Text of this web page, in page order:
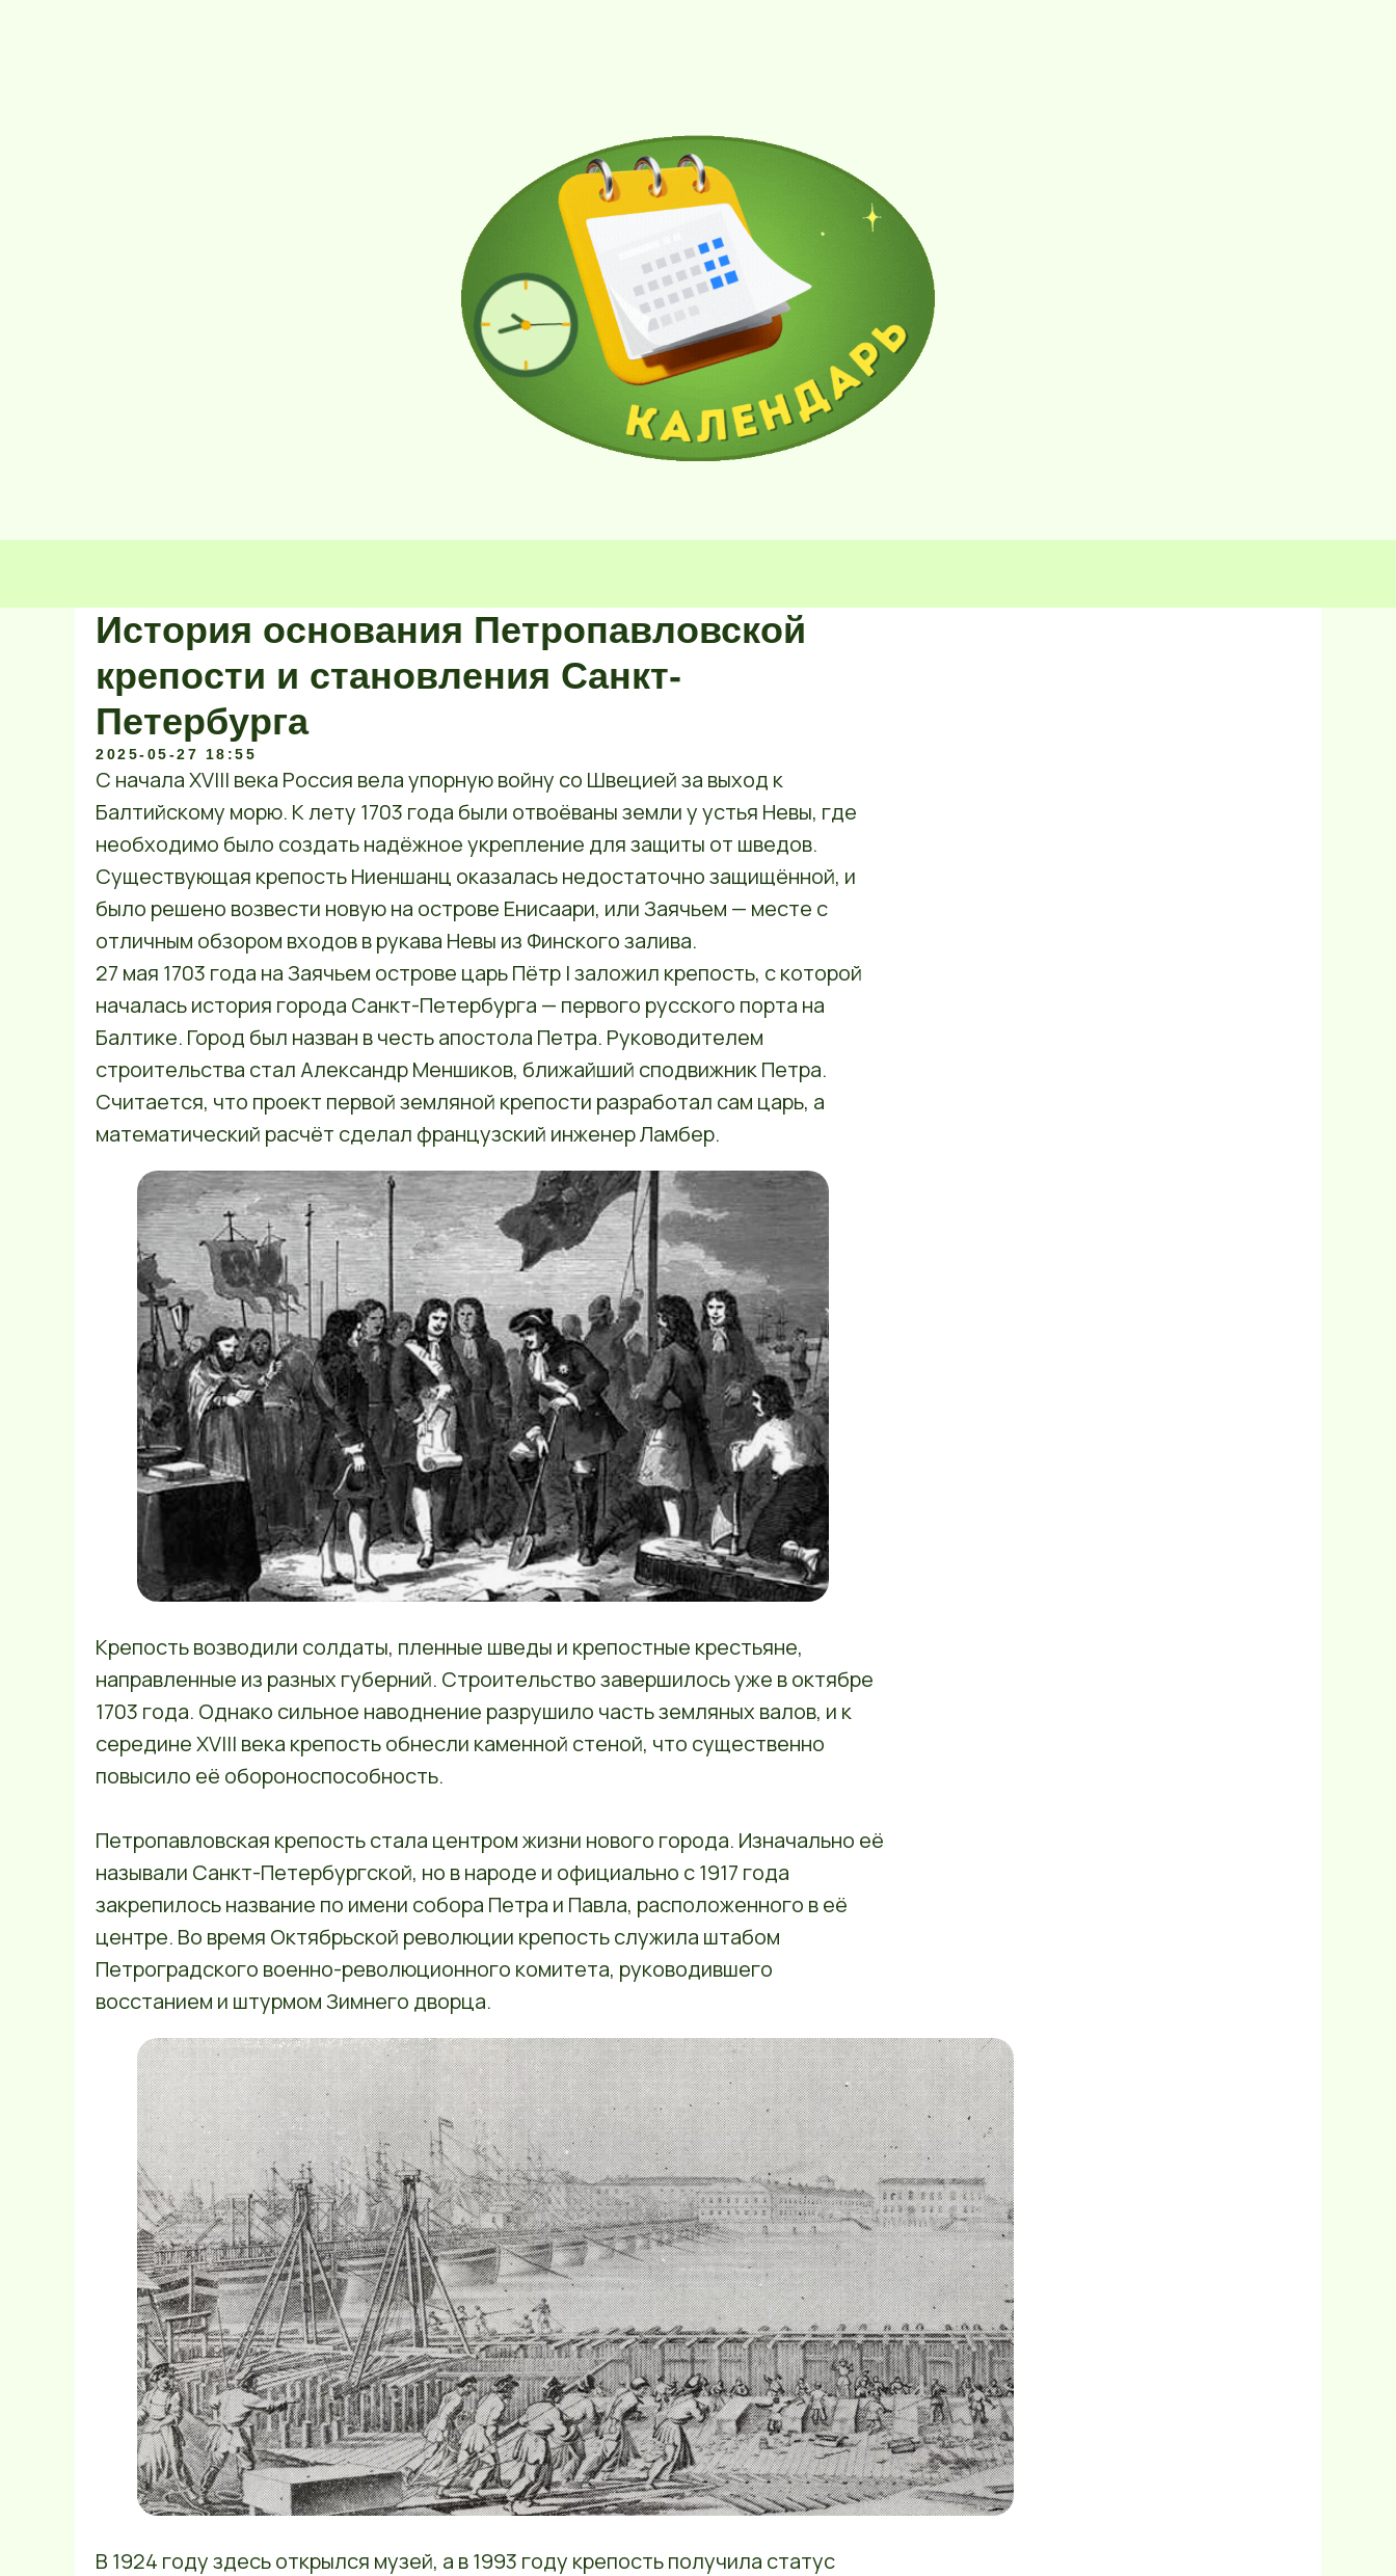
История основания Петропавловской
крепости и становления Санкт-
Петербурга
2025-05-27 18:55
С начала XVIII века Россия вела упорную войну со Швецией за выход к
Балтийскому морю. К лету 1703 года были отвоёваны земли у устья Невы, где
необходимо было создать надёжное укрепление для защиты от шведов.
Существующая крепость Ниеншанц оказалась недостаточно защищённой, и
было решено возвести новую на острове Енисаари, или Заячьем — месте с
отличным обзором входов в рукава Невы из Финского залива.
27 мая 1703 года на Заячьем острове царь Пётр I заложил крепость, с которой
началась история города Санкт-Петербурга — первого русского порта на
Балтике. Город был назван в честь апостола Петра. Руководителем
строительства стал Александр Меншиков, ближайший сподвижник Петра.
Считается, что проект первой земляной крепости разработал сам царь, а
математический расчёт сделал французский инженер Ламбер.
Крепость возводили солдаты, пленные шведы и крепостные крестьяне,
направленные из разных губерний. Строительство завершилось уже в октябре
1703 года. Однако сильное наводнение разрушило часть земляных валов, и к
середине XVIII века крепость обнесли каменной стеной, что существенно
повысило её обороноспособность.
Петропавловская крепость стала центром жизни нового города. Изначально её
называли Санкт-Петербургской, но в народе и официально с 1917 года
закрепилось название по имени собора Петра и Павла, расположенного в её
центре. Во время Октябрьской революции крепость служила штабом
Петроградского военно-революционного комитета, руководившего
восстанием и штурмом Зимнего дворца.
В 1924 году здесь открылся музей, а в 1993 году крепость получила статус